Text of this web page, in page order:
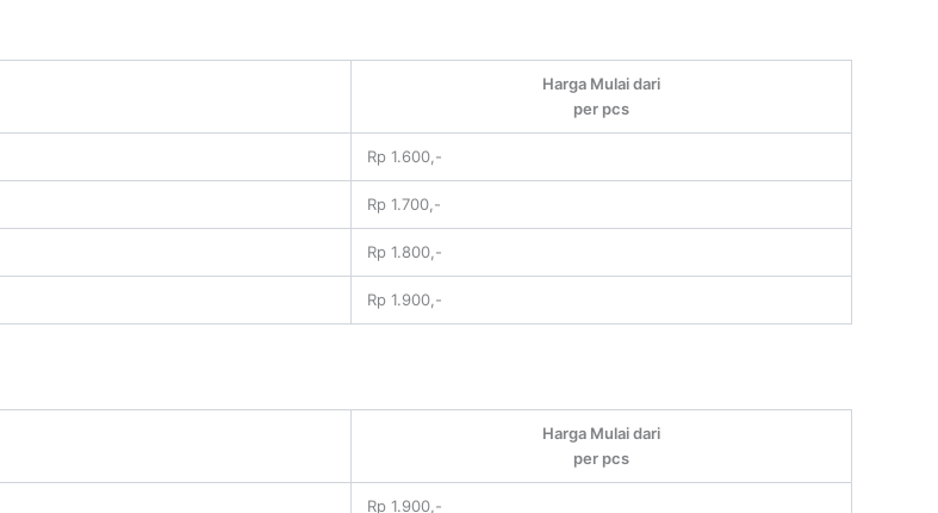
Harga Mulai dari
per pcs
Rp 1.600,-
Rp 1.700,-
Rp 1.800,-
Rp 1.900,-
Harga Mulai dari
per pcs
Rp 1.900,-